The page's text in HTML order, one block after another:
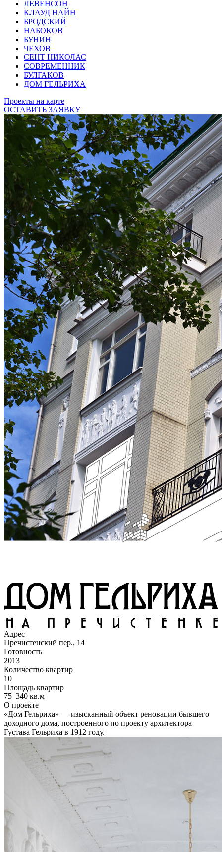
ЛЕВЕНСОН
КЛАУД НАЙН
БРОДСКИЙ
НАБОКОВ
БУНИН
ЧЕХОВ
СЕНТ НИКОЛАС
СОВРЕМЕННИК
БУЛГАКОВ
ДОМ ГЕЛЬРИХА
Проекты на карте
ОСТАВИТЬ ЗАЯВКУ
Адрес
Пречистенский пер., 14
Готовность
2013
Количество квартир
10
Площадь квартир
75–340 кв.м
О проекте
«Дом Гельриха» — изысканный объект реновации бывшего
доходного дома, построенного по проекту архитектора
Густава Гельриха в 1912 году.